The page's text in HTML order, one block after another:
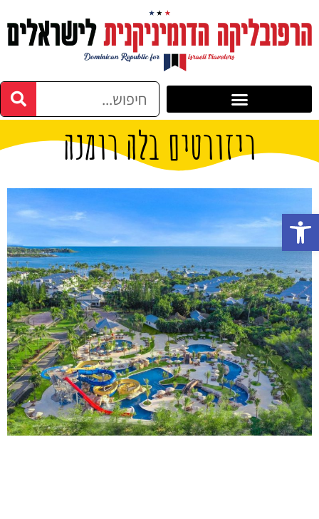
ריזורטים בלה רומנה
פתח סרגל נגישות